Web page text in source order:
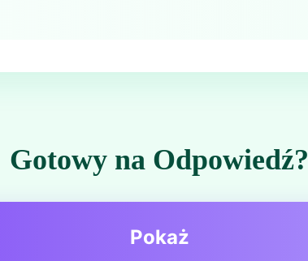
Gotowy na Odpowiedź?
Pokaż